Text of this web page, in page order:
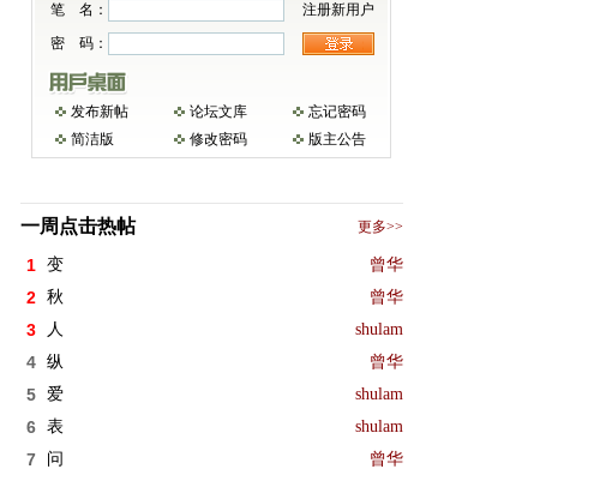
笔 名：
注册新用户
密 码：
发布新帖 论坛文库
忘记密码
简洁版
修改密码 版主公告
一周点击热帖 更多>>
1 变 曾华
2 秋 曾华
3 人 shulam
4 纵 曾华
5 爱 shulam
6 表 shulam
7 问 曾华